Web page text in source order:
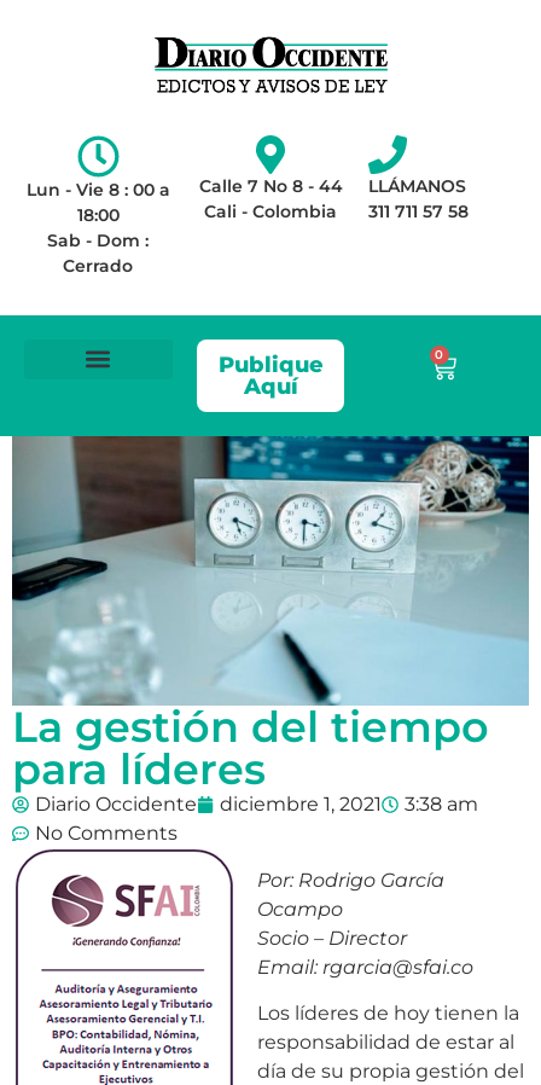
Lun - Vie 8 : 00 a
18:00
Sab - Dom :
Cerrado
Calle 7 No 8 - 44
Cali - Colombia
LLÁMANOS
311 711 57 58
Publique
Aquí
0
La gestión del tiempo
para líderes
Diario Occidente diciembre 1, 2021
3:38 am
No Comments
Por: Rodrigo García
Ocampo
Socio – Director
Email: rgarcia@sfai.co
Los líderes de hoy tienen la
responsabilidad de estar al
día de su propia gestión del